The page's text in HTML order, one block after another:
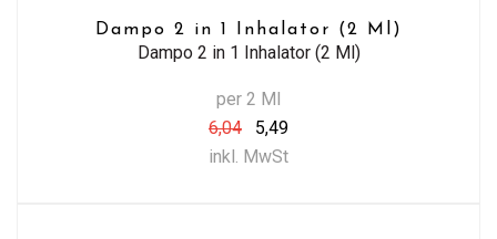
Dampo 2 in 1 Inhalator (2 Ml)
Dampo 2 in 1 Inhalator (2 Ml)
per 2 Ml
6,04
5,49
inkl. MwSt